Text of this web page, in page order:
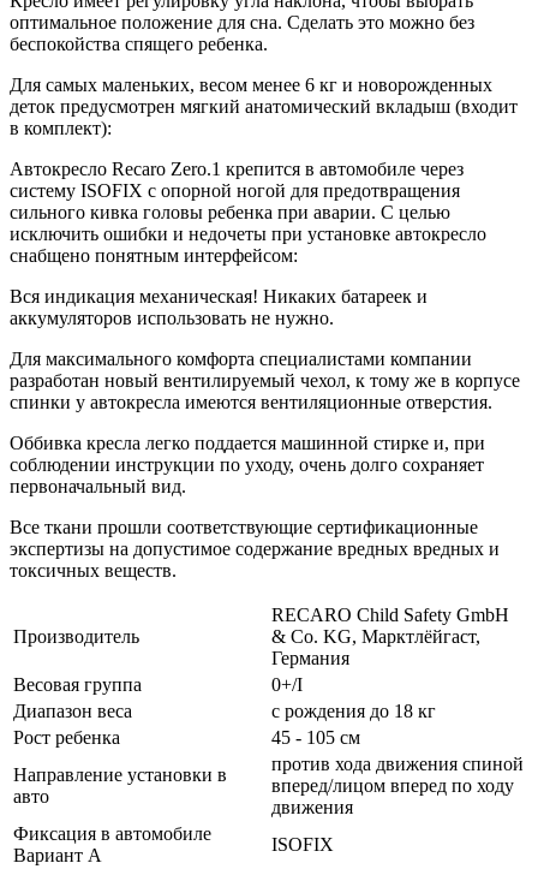
оптимальное положение для сна. Сделать это можно без
беспокойства спящего ребенка.
Для самых маленьких, весом менее 6 кг и новорожденных
деток предусмотрен мягкий анатомический вкладыш (входит
в комплект):
Автокресло Recaro Zero.1 крепится в автомобиле через
систему ISOFIX с опорной ногой для предотвращения
сильного кивка головы ребенка при аварии. С целью
исключить ошибки и недочеты при установке автокресло
снабщено понятным интерфейсом:
Вся индикация механическая! Никаких батареек и
аккумуляторов использовать не нужно.
Для максимального комфорта специалистами компании
разработан новый вентилируемый чехол, к тому же в корпусе
спинки у автокресла имеются вентиляционные отверстия.
Оббивка кресла легко поддается машинной стирке и, при
соблюдении инструкции по уходу, очень долго сохраняет
первоначальный вид.
Все ткани прошли соответствующие сертификационные
экспертизы на допустимое содержание вредных вредных и
токсичных веществ.
Производитель
RECARO Child Safety GmbH
& Co. KG, Марктлёйгаст,
Германия
Весовая группа
0+/I
Диапазон веса
с рождения до 18 кг
Рост ребенка
45 - 105 см
Направление установки в
авто
против хода движения спиной
вперед/лицом вперед по ходу
движения
Фиксация в автомобиле
Вариант А
ISOFIX